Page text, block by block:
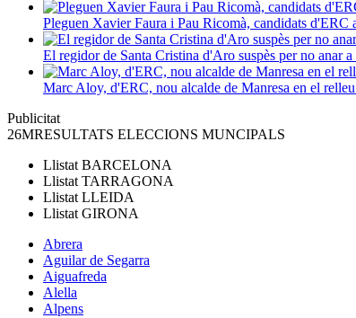
Pleguen Xavier Faura i Pau Ricomà, candidats d'ERC
El regidor de Santa Cristina d'Aro suspès per no anar
Marc Aloy, d'ERC, nou alcalde de Manresa en el
Publicitat
26MRESULTATS ELECCIONS MUNCIPALS
Llistat BARCELONA
Llistat TARRAGONA
Llistat LLEIDA
Llistat GIRONA
Abrera
Aguilar de Segarra
Aiguafreda
Alella
Alpens